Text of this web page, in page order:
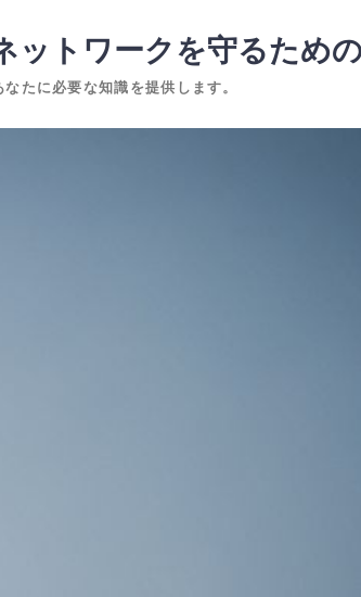
ットワークを守るため
たに必要な知識を提供します。